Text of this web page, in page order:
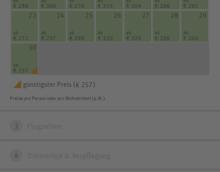
€ 288 € 306 € 278 € 319 € 304 € 288 € 285
23
ab
€ 272
24
ab
€ 297
25
ab
€ 288
26
ab
€ 320
27
ab
€ 326
28
ab
€ 288
29
ab
€ 266
30
ab
€ 257
günstigster Preis (€ 257 )
Preise pro Person oder pro Wohneinheit (p.W.).
3
4